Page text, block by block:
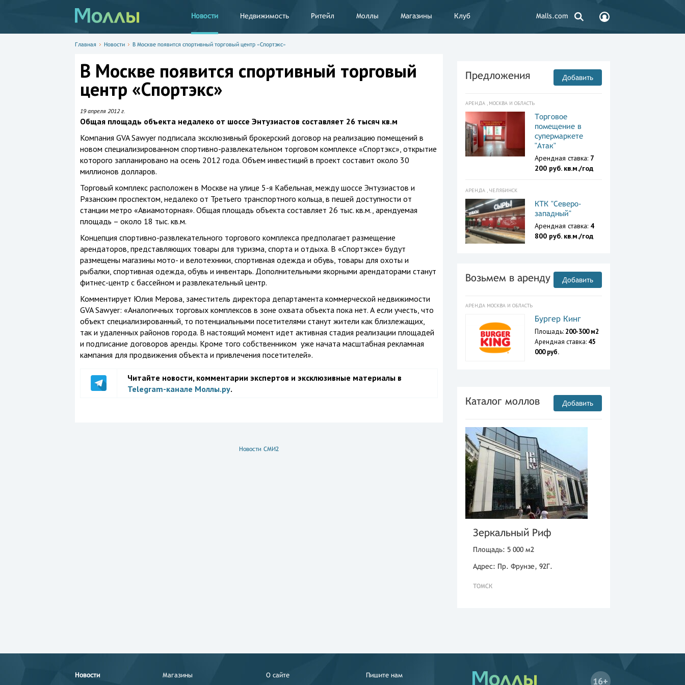
Новости Недвижимость Ритейл Моллы Магазины Клуб Malls.com
Главная Новости В Москве появится спортивный торговый центр «Спортэкс»
В Москве появится спортивный торговый
центр «Спортэкс»
19 апреля 2012 г.
Общая площадь объекта недалеко от шоссе Энтузиастов составляет 26 тысяч кв.м
Компания GVA Sawyer подписала эксклюзивный брокерский договор на реализацию помещений в
новом специализированном спортивно-развлекательном торговом комплексе «Спортэкс», открытие
которого запланировано на осень 2012 года. Объем инвестиций в проект составит около 30
миллионов долларов.
Торговый комплекс расположен в Москве на улице 5-я Кабельная, между шоссе Энтузиастов и
Рязанским проспектом, недалеко от Третьего транспортного кольца, в пешей доступности от
станции метро «Авиамоторная». Общая площадь объекта составляет 26 тыс. кв.м., арендуемая
площадь – около 18 тыс. кв.м.
Концепция спортивно-развлекательного торгового комплекса предполагает размещение
арендаторов, представляющих товары для туризма, спорта и отдыха. В «Спортэксе» будут
размещены магазины мото- и велотехники, спортивная одежда и обувь, товары для охоты и
рыбалки, спортивная одежда, обувь и инвентарь. Дополнительными якорными арендаторами станут
фитнес-центр с бассейном и развлекательный центр.
Комментирует Юлия Мерова, заместитель директора департамента коммерческой недвижимости
GVA Sawyer: «Аналогичных торговых комплексов в зоне охвата объекта пока нет. А если учесть, что
объект специализированный, то потенциальными посетителями станут жители как близлежащих,
так и удаленных районов города. В настоящий момент идет активная стадия реализации площадей
и подписание договоров аренды. Кроме того собственником уже начата масштабная рекламная
кампания для продвижения объекта и привлечения посетителей».
Читайте новости, комментарии экспертов и эксклюзивные материалы в
Telegram-канале Моллы.ру.
Новости СМИ2
Предложения Добавить
АРЕНДА , МОСКВА И ОБЛАСТЬ
Торговое
помещение в
супермаркете
"Атак"
Арендная ставка: 7
200 руб. кв.м./год
АРЕНДА , ЧЕЛЯБИНСК
КТК "Северо-
западный"
Арендная ставка: 4
800 руб. кв.м./год
Возьмем в аренду Добавить
АРЕНДА МОСКВА И ОБЛАСТЬ
Бургер Кинг
Площадь: 200-300 м2
Арендная ставка: 45
000 руб.
Каталог моллов Добавить
Зеркальный Риф
Площадь: 5 000 м2
Адрес: Пр. Фрунзе, 92Г.
ТОМСК
Новости Магазины О сайте Пишите нам
16+